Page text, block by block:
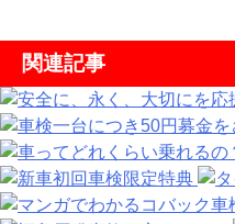
関連記事